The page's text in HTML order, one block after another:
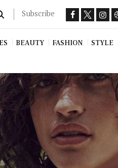
Subscribe
BEAUTY FASHION STYLE